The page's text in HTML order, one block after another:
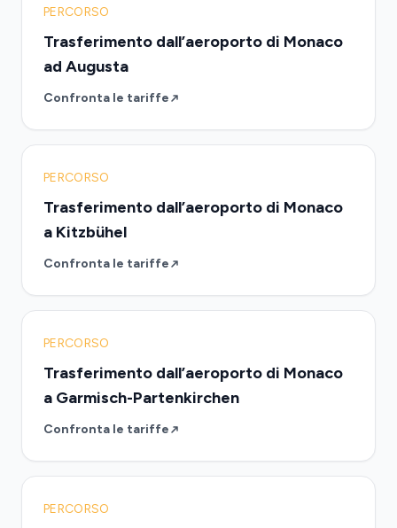
PERCORSO
Trasferimento dall’aeroporto di Monaco
ad Augusta
Confronta le tariffe
PERCORSO
Trasferimento dall’aeroporto di Monaco
a Kitzbühel
Confronta le tariffe
PERCORSO
Trasferimento dall’aeroporto di Monaco
a Garmisch-Partenkirchen
Confronta le tariffe
PERCORSO